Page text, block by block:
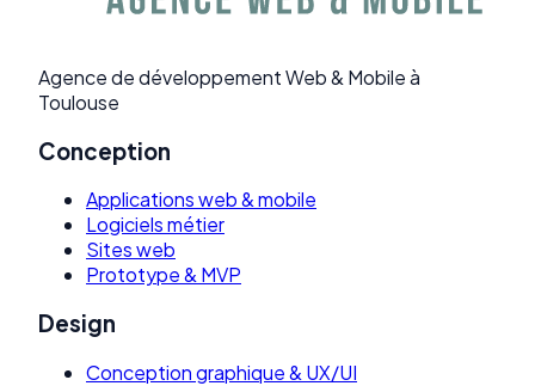
Agence de développement Web & Mobile à
Toulouse
Conception
Applications web & mobile
Logiciels métier
Sites web
Prototype & MVP
Design
Conception graphique & UX/UI